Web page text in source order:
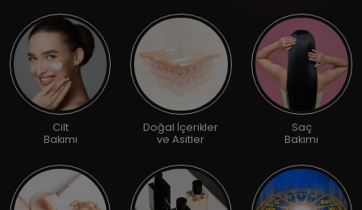
Cilt
Bakımı
Doğal İçerikler
ve Asitler
Saç
Bakımı